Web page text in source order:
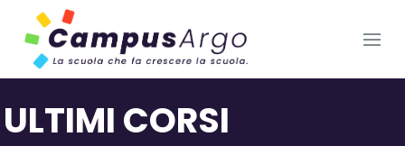
ULTIMI CORSI